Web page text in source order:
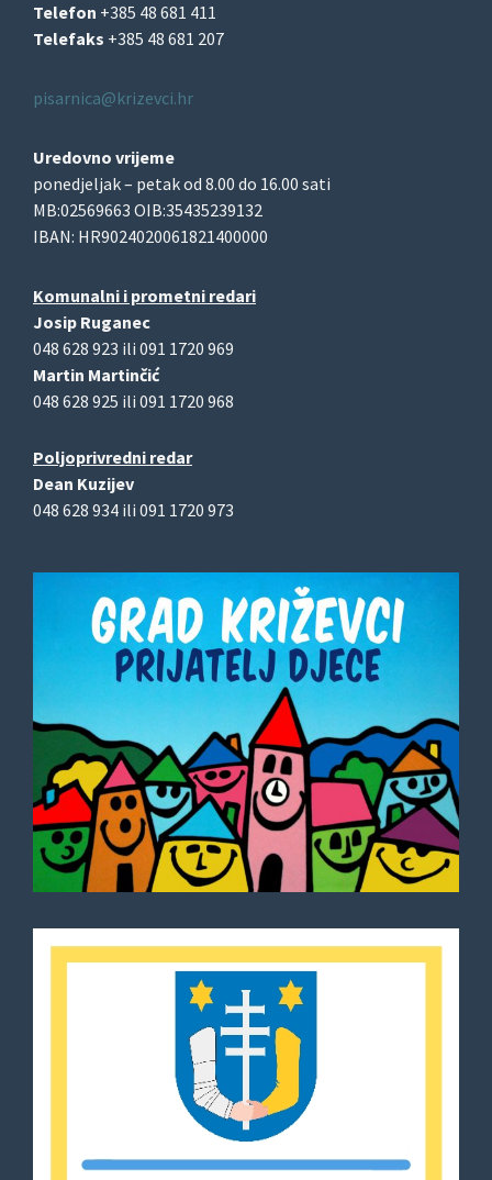
Telefon +385 48 681 411
Telefaks +385 48 681 207
pisarnica@krizevci.hr
Uredovno vrijeme
ponedjeljak – petak od 8.00 do 16.00 sati
MB:02569663 OIB:35435239132
IBAN: HR9024020061821400000
Komunalni i prometni redari
Josip Ruganec
048 628 923 ili 091 1720 969
Martin Martinčić
048 628 925 ili 091 1720 968
Poljoprivredni redar
Dean Kuzijev
048 628 934 ili 091 1720 973